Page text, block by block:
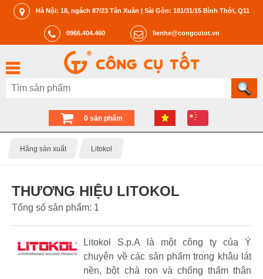
Hà Nội: 18, ngách 87/23 Tân Xuân | Sài Gòn: 181/31/15 Bình Thới, Q11
0966.404.460 lienhe@congcutot.vn
0 sản phẩm
Hãng sản xuất Litokol
THƯƠNG HIỆU LITOKOL
Tổng số sản phẩm: 1
Litokol S.p.A là một công ty của Ý
chuyên về các sản phẩm trong khâu lát
nền, bột chà ron và chống thấm thân